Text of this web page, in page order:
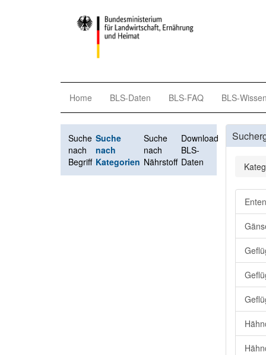
Home BLS-Daten BLS-FAQ BLS-Wissen
Suche
nach
Begriff
Suche
nach
Kategorien
Suche
nach
Nährstoff
Download
BLS-
Daten